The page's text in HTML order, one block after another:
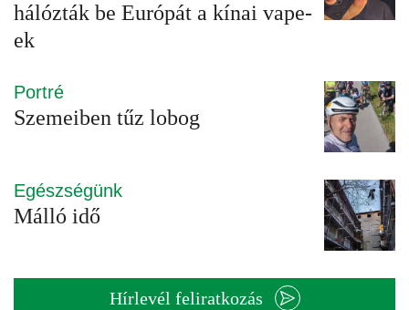
hálózták be Európát a kínai vape-
ek
Portré
Szemeiben tűz lobog
Egészségünk
Málló idő
Hírlevél feliratkozás